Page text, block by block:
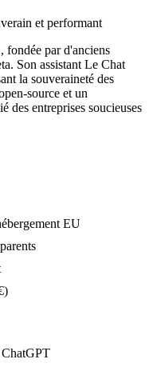
et performant
fondée par d'anciens
Son assistant Le Chat
la souveraineté des
source et un
des entreprises soucieuses
EU